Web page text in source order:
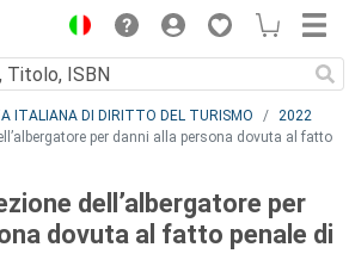
ITALIANA DI DIRITTO DEL TURISMO
2022
per danni alla persona dovuta al fatto
dell’albergatore per
dovuta al fatto penale di